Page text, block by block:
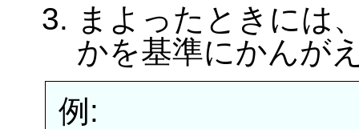
まよったときには
かを基準にかんが
例: